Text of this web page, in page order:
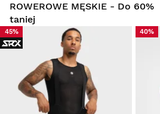
ROWEROWE MĘSKIE - Do 60%
taniej
45% 40%